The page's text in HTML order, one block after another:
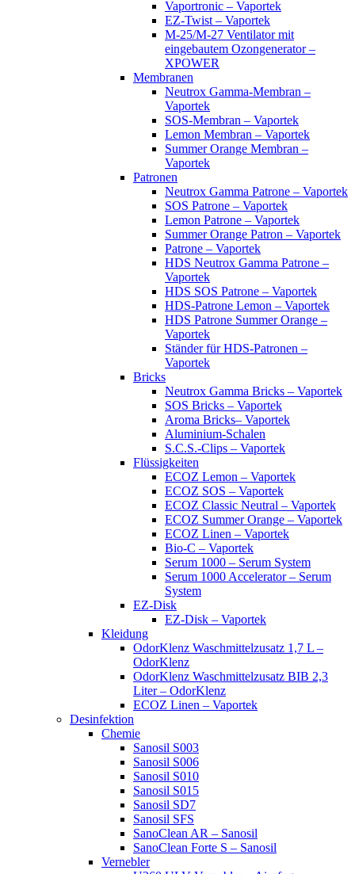
Vaportronic – Vaportek
EZ-Twist – Vaportek
M-25/M-27 Ventilator mit
eingebautem Ozongenerator –
XPOWER
Membranen
Neutrox Gamma-Membran –
Vaportek
SOS-Membran – Vaportek
Lemon Membran – Vaportek
Summer Orange Membran –
Vaportek
Patronen
Neutrox Gamma Patrone – Vaportek
SOS Patrone – Vaportek
Lemon Patrone – Vaportek
Summer Orange Patron – Vaportek
Patrone – Vaportek
HDS Neutrox Gamma Patrone –
Vaportek
HDS SOS Patrone – Vaportek
HDS-Patrone Lemon – Vaportek
HDS Patrone Summer Orange –
Vaportek
Ständer für HDS-Patronen –
Vaportek
Bricks
Neutrox Gamma Bricks – Vaportek
SOS Bricks – Vaportek
Aroma Bricks– Vaportek
Aluminium-Schalen
S.C.S.-Clips – Vaportek
Flüssigkeiten
ECOZ Lemon – Vaportek
ECOZ SOS – Vaportek
ECOZ Classic Neutral – Vaportek
ECOZ Summer Orange – Vaportek
ECOZ Linen – Vaportek
Bio-C – Vaportek
Serum 1000 – Serum System
Serum 1000 Accelerator – Serum
System
EZ-Disk
EZ-Disk – Vaportek
Kleidung
OdorKlenz Waschmittelzusatz 1,7 L –
OdorKlenz
OdorKlenz Waschmittelzusatz BIB 2,3
Liter – OdorKlenz
ECOZ Linen – Vaportek
Desinfektion
Chemie
Sanosil S003
Sanosil S006
Sanosil S010
Sanosil S015
Sanosil SD7
Sanosil SFS
SanoClean AR – Sanosil
SanoClean Forte S – Sanosil
Vernebler